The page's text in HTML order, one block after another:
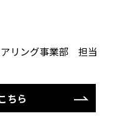
リング事業部 担当
ちら